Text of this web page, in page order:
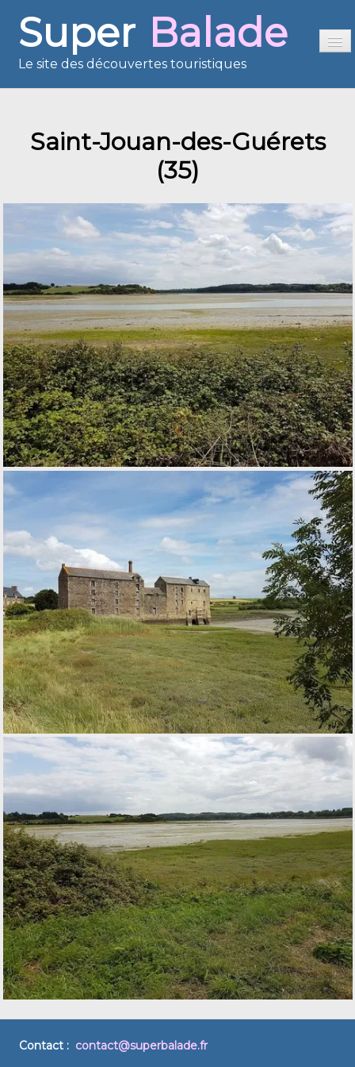
Super Balade
Le site des découvertes touristiques
Sommaire
France en images
Europe en images
Les îles en images
Voisins du Net
Saint-Jouan-des-Guérets
(35)
Contact : contact@superbalade.fr